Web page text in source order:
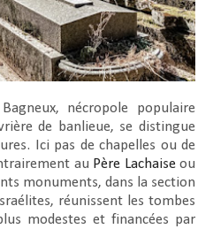
nécropole populaire
de banlieue, se distingue
Ici pas de chapelles ou de
au Père Lachaiseou
monuments, dans la section
réunissent les tombes
modestes et financées par